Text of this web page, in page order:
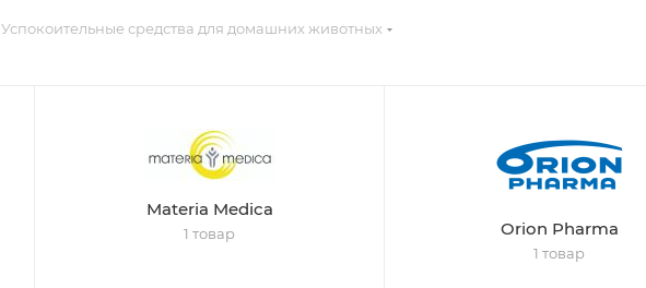
Успокоительные средства для домашних животных
Materia Medica
1 товар Orion Pharma
1 товар